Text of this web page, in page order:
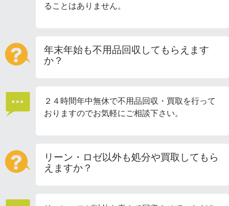
ることはありません。
年末年始も不用品回収してもらえます
か？
２４時間年中無休で不用品回収・買取を行って
おりますのでお気軽にご相談下さい。
リーン・ロゼ以外も処分や買取してもら
えますか？